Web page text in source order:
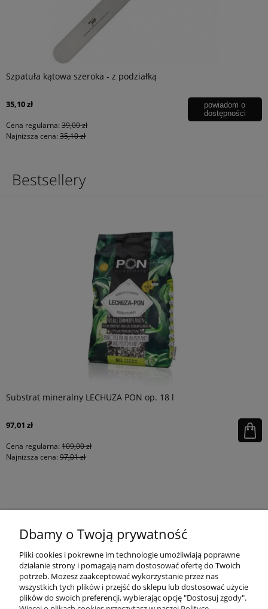
Szpatuła kątowa szeroka - z podziałką
35,10 zł
Cena regularna: 39,00 zł
Najniższa cena: 35,10 zł
powiadom o
dostępności
Bestsellery
Substrat mineralny LECHUZA PON op. 18 l
97,01 zł
Cena regularna: 109,00 zł
Najniższa cena: 97,01 zł
MOJE KONTO
PŁATNOŚCI I DOSTAWA
Dbamy o Twoją prywatność
Pliki cookies i pokrewne im technologie umożliwiają poprawne
działanie strony i pomagają nam dostosować ofertę do Twoich
potrzeb. Możesz zaakceptować wykorzystanie przez nas
wszystkich tych plików i przejść do sklepu lub dostosować użycie
plików do swoich preferencji, wybierając opcję "Dostosuj zgody".